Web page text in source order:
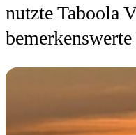
nutzte Taboola